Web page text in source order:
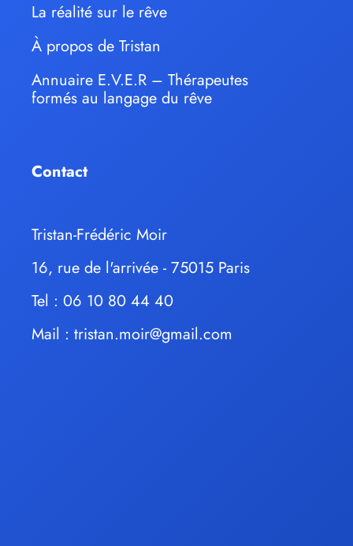
La réalité sur le rêve
À propos de Tristan
Annuaire E.V.E.R – Thérapeutes
formés au langage du rêve
Contact
Tristan-Frédéric Moir
16, rue de l'arrivée - 75015 Paris
Tel : 06 10 80 44 40
Mail : tristan.moir@gmail.com